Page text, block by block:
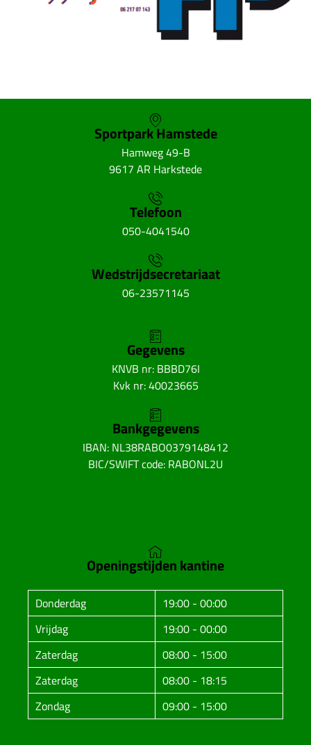
Sportpark Hamstede
Hamweg 49-B
9617 AR Harkstede
Telefoon
050-4041540
Wedstrijdsecretariaat
06-23571145
Gegevens
KNVB nr: BBBD76I
Kvk nr: 40023665
Bankgegevens
IBAN: NL38RABO0379148412
BIC/SWIFT code: RABONL2U
Openingstijden kantine
Donderdag
19:00 - 00:00
Vrijdag
19:00 - 00:00
Zaterdag
08:00 - 15:00
Zaterdag
08:00 - 18:15
Zondag
09:00 - 15:00